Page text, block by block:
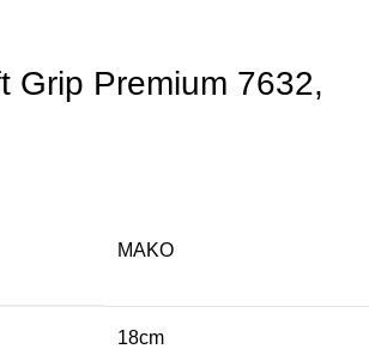
Grip Premium 7632,
MAKO
18cm